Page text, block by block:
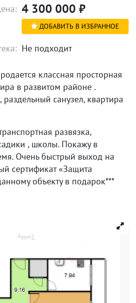
4 300 000 ₽
ДОБАВИТЬ В ИЗБРАННОЕ
Не подходит
классная просторная
в развитом районе .
санузел, квартира
развязка,
, школы. Покажу в
Очень быстрый выход на
сертификат «Защита
объекту в подарок***